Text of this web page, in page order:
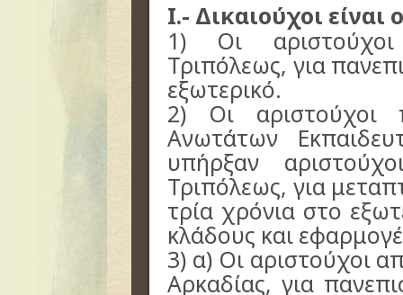
I.- Δικαιούχοι είναι
1) Οι
Τριπόλεως, για
εξωτερικό.
2) Οι αριστούχοι
Ανωτάτων
υπήρξαν
Τριπόλεως, για
τρία χρόνια στο
κλάδους και
3) α) Οι αριστούχοι
Αρκαδίας, για